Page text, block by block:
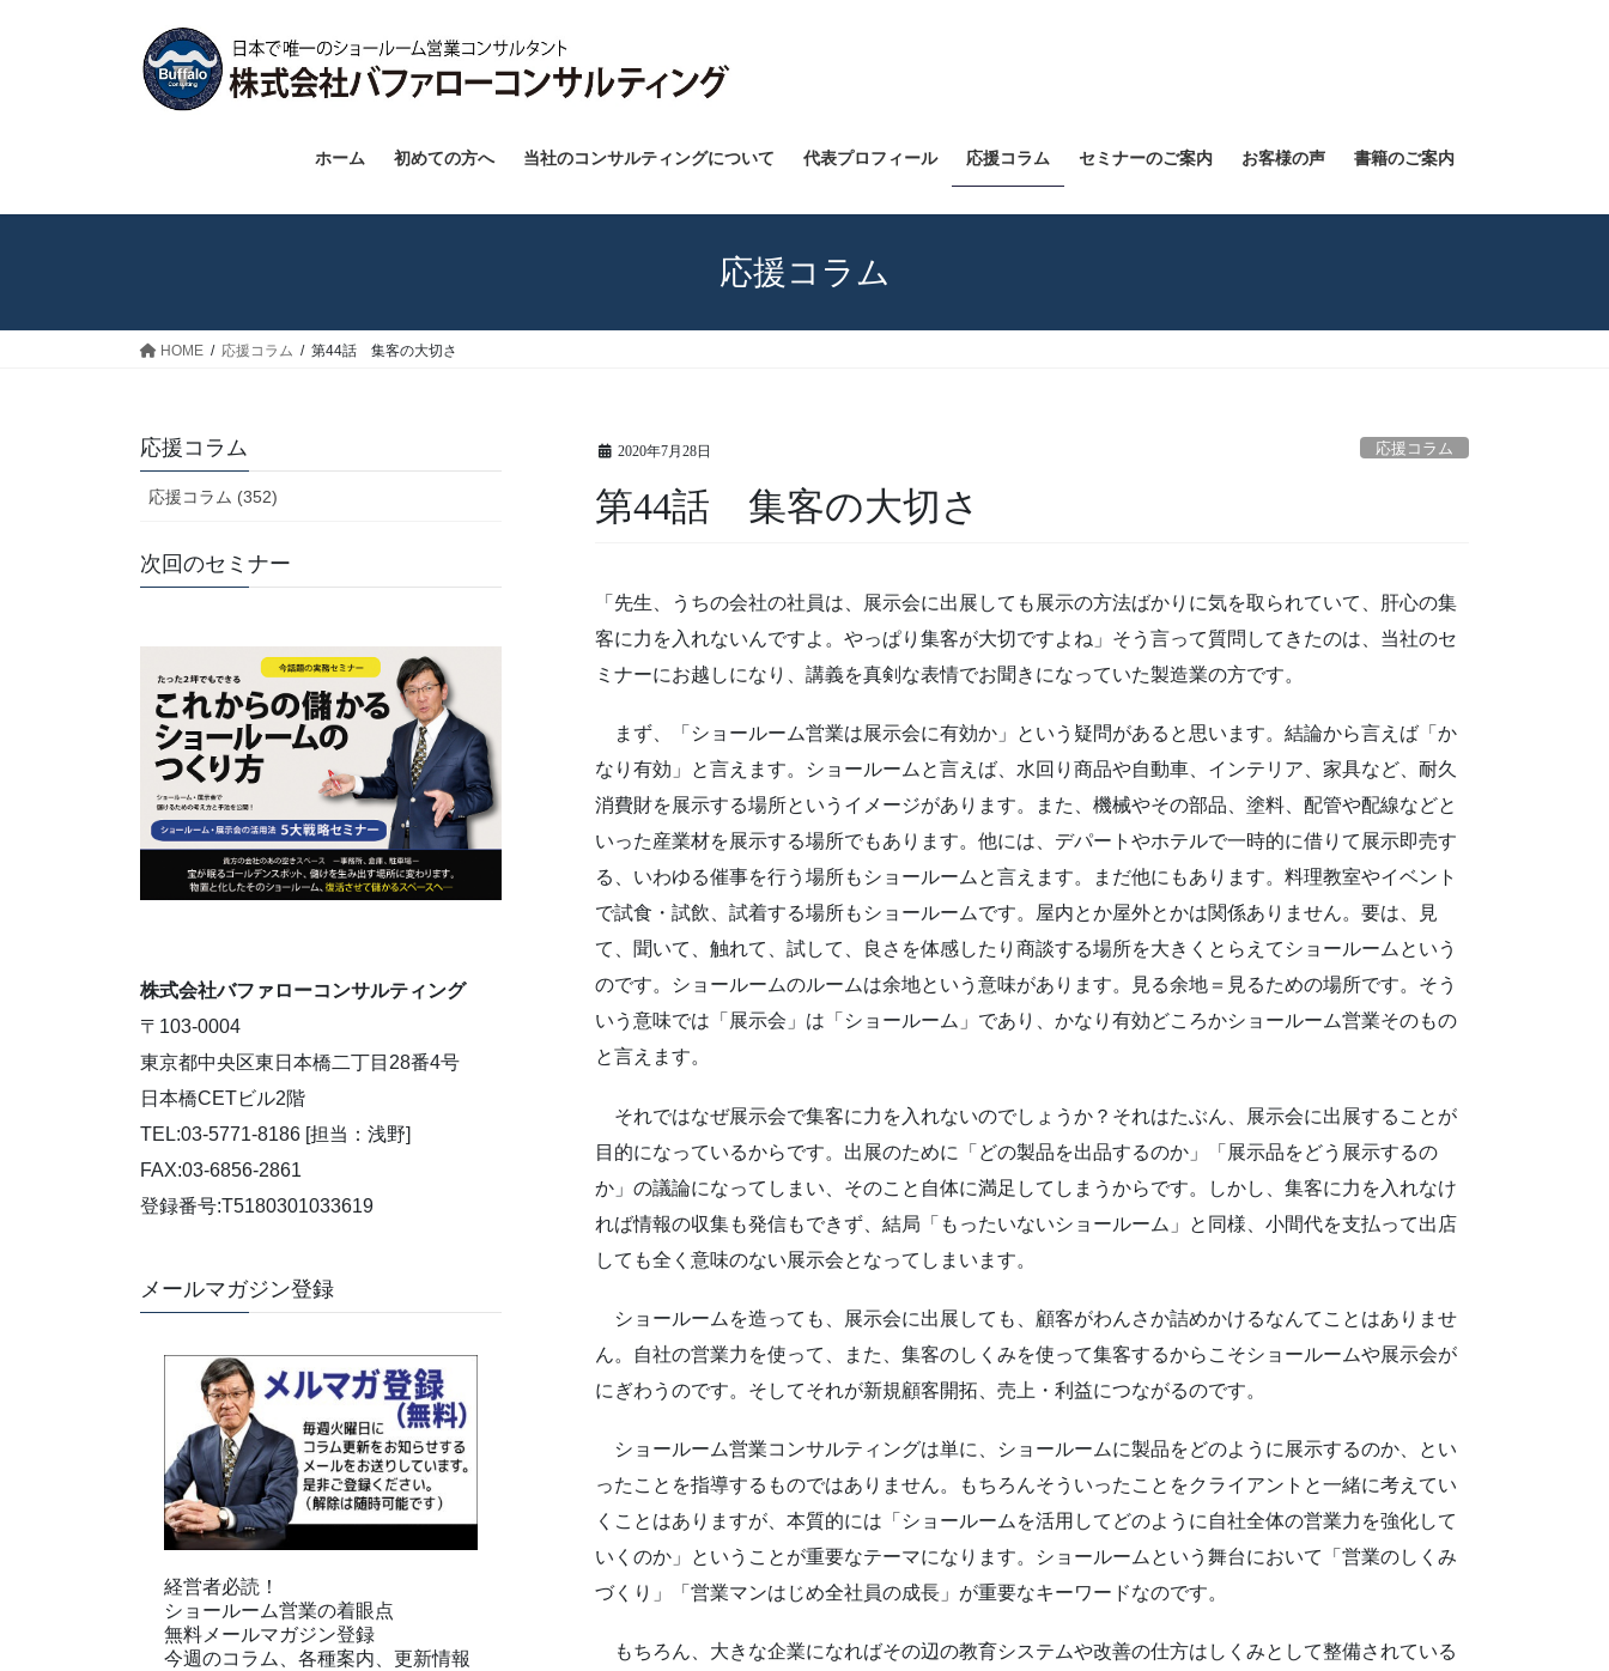
キ
に
ホーム 初めての方へ 当社のコンサルティングについて 代表プロフィール 応援コラム セミナーのご案内 お客様の声 書籍のご案内
応援コラム
HOME 応援コラム 第44話 集客の大切さ
2020年7月28日 応援コラム
第44話 集客の大切さ
「先生、うちの会社の社員は、展示会に出展しても展示の方法ばかりに気を取られていて、肝心の集
客に力を入れないんですよ。やっぱり集客が大切ですよね」そう言って質問してきたのは、当社のセ
ミナーにお越しになり、講義を真剣な表情でお聞きになっていた製造業の方です。
まず、「ショールーム営業は展示会に有効か」という疑問があると思います。結論から言えば「か
なり有効」と言えます。ショールームと言えば、水回り商品や自動車、インテリア、家具など、耐久
消費財を展示する場所というイメージがあります。また、機械やその部品、塗料、配管や配線などと
いった産業材を展示する場所でもあります。他には、デパートやホテルで一時的に借りて展示即売す
る、いわゆる催事を行う場所もショールームと言えます。まだ他にもあります。料理教室やイベント
で試食・試飲、試着する場所もショールームです。屋内とか屋外とかは関係ありません。要は、見
て、聞いて、触れて、試して、良さを体感したり商談する場所を大きくとらえてショールームという
のです。ショールームのルームは余地という意味があります。見る余地＝見るための場所です。そう
いう意味では「展示会」は「ショールーム」であり、かなり有効どころかショールーム営業そのもの
と言えます。
それではなぜ展示会で集客に力を入れないのでしょうか？それはたぶん、展示会に出展することが
目的になっているからです。出展のために「どの製品を出品するのか」「展示品をどう展示するの
か」の議論になってしまい、そのこと自体に満足してしまうからです。しかし、集客に力を入れなけ
れば情報の収集も発信もできず、結局「もったいないショールーム」と同様、小間代を支払って出店
しても全く意味のない展示会となってしまいます。
ショールームを造っても、展示会に出展しても、顧客がわんさか詰めかけるなんてことはありませ
ん。自社の営業力を使って、また、集客のしくみを使って集客するからこそショールームや展示会が
にぎわうのです。そしてそれが新規顧客開拓、売上・利益につながるのです。
ショールーム営業コンサルティングは単に、ショールームに製品をどのように展示するのか、とい
ったことを指導するものではありません。もちろんそういったことをクライアントと一緒に考えてい
くことはありますが、本質的には「ショールームを活用してどのように自社全体の営業力を強化して
いくのか」ということが重要なテーマになります。ショールームという舞台において「営業のしくみ
づくり」「営業マンはじめ全社員の成長」が重要なキーワードなのです。
もちろん、大きな企業になればその辺の教育システムや改善の仕方はしくみとして整備されている
応援コラム
応援コラム (352)
次回のセミナー
株式会社バファローコンサルティング
〒103-0004
東京都中央区東日本橋二丁目28番4号
日本橋CETビル2階
TEL:03-5771-8186 [担当：浅野]
FAX:03-6856-2861
登録番号:T5180301033619
メールマガジン登録
経営者必読！
ショールーム営業の着眼点
無料メールマガジン登録
今週のコラム、各種案内、更新情報